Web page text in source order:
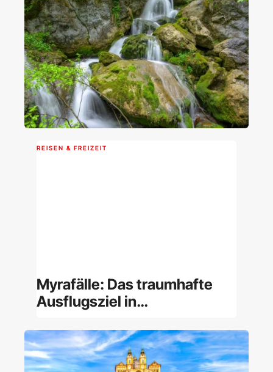
REISEN & FREIZEIT
Myrafälle: Das traumhafte
Ausflugsziel in